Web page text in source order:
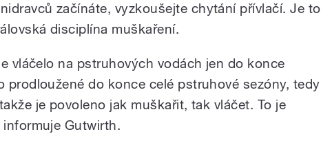
začínáte, vyzkoušejte chytání přívlačí. Je to
disciplína muškaření.
vláčelo na pstruhových vodách jen do konce
prodloužené do konce celé pstruhové sezóny, tedy
je povoleno jak muškařit, tak vláčet. To je
Gutwirth.